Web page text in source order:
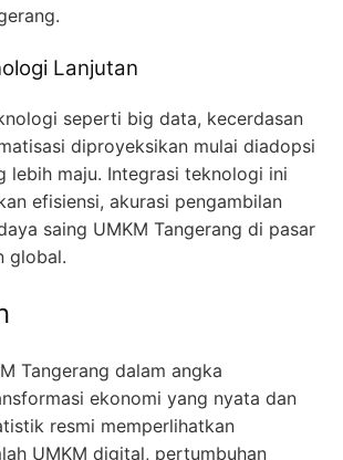
Lanjutan
seperti big data, kecerdasan
diproyeksikan mulai diadopsi
lebih maju. Integrasi teknologi ini
efisiensi, akurasi pengambilan
saing UMKM Tangerang di pasar
global.
Tangerang dalam angka
ekonomi yang nyata dan
resmi memperlihatkan
UMKM digital, pertumbuhan